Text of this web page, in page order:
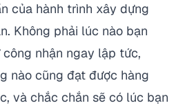
của hành trình xây dựng
Không phải lúc nào bạn
nhận ngay lập tức,
nào cũng đạt được hàng
và chắc chắn sẽ có lúc bạn